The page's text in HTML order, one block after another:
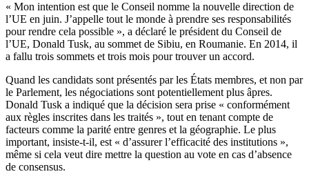
« Mon intention est que le Conseil nomme la nouvelle direction de
l’UE en juin. J’appelle tout le monde à prendre ses responsabilités
pour rendre cela possible », a déclaré le président du Conseil de
l’UE, Donald Tusk, au sommet de Sibiu, en Roumanie. En 2014, il
a fallu trois sommets et trois mois pour trouver un accord.
Quand les candidats sont présentés par les États membres, et non par
le Parlement, les négociations sont potentiellement plus âpres.
Donald Tusk a indiqué que la décision sera prise « conformément
aux règles inscrites dans les traités », tout en tenant compte de
facteurs comme la parité entre genres et la géographie. Le plus
important, insiste-t-il, est « d’assurer l’efficacité des institutions »,
même si cela veut dire mettre la question au vote en cas d’absence
de consensus.